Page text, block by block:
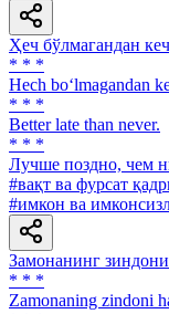
Ҳеч бўлмагандан
* * *
Hech bo‘lmagandan
* * *
Better late than never.
* * *
Лучше поздно, чем
#вақт ва фурсат
#имкон ва
Замонанинг
* * *
Zamonaning zindoni